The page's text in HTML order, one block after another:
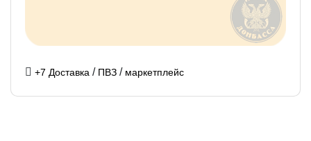
+7 Доставка / ПВЗ / маркетплейс